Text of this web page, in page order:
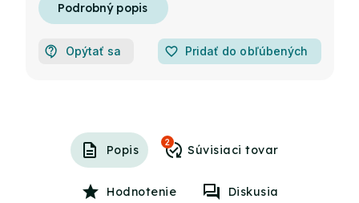
Opýtať sa favorite_border Pridať do obľúbených
Popis
2
Hodnotenie Diskusia